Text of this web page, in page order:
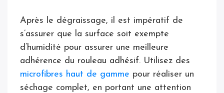
Après le dégraissage, il est impératif de
s’assurer que la surface soit exempte
d’humidité pour assurer une meilleure
adhérence du rouleau adhésif. Utilisez des
microfibres haut de gamme pour réaliser un
séchage complet, en portant une attention